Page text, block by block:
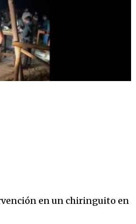
en un chiringuito en